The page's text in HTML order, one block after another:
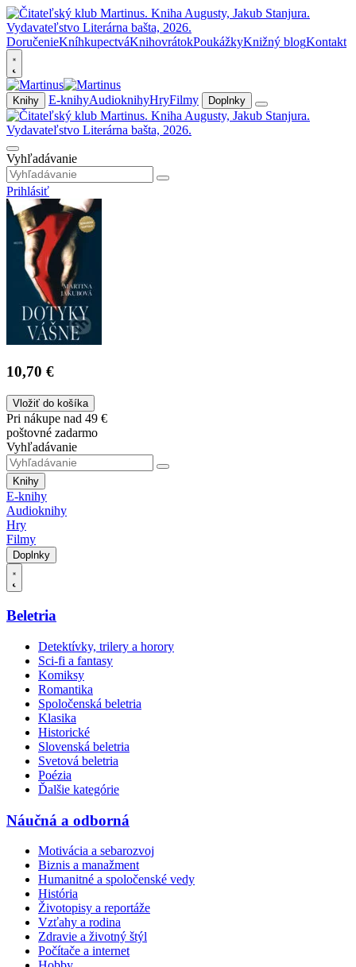
DoručenieKníhkupectváKnihovrátokPoukážkyKnižný blogKontakt
Knihy E-knihyAudioknihyHryFilmy Doplnky
Vyhľadávanie
Prihlásiť
10,70 €
Vložiť do košíka
Pri nákupe nad 49 €
poštovné zadarmo
Vyhľadávanie
Knihy
E-knihy
Audioknihy
Hry
Filmy
Doplnky
Beletria
Detektívky, trilery a horory
Sci-fi a fantasy
Komiksy
Romantika
Spoločenská beletria
Klasika
Historické
Slovenská beletria
Svetová beletria
Poézia
Ďalšie kategórie
Náučná a odborná
Motivácia a sebarozvoj
Biznis a manažment
Humanitné a spoločenské vedy
História
Životopisy a reportáže
Vzťahy a rodina
Zdravie a životný štýl
Počítače a internet